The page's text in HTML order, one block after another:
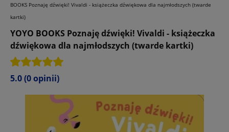
BOOKS Poznaję dźwięki! Vivaldi - książeczka dźwiękowa dla najmłodszych (twarde
kartki)
YOYO BOOKS Poznaję dźwięki! Vivaldi - książeczka
dźwiękowa dla najmłodszych (twarde kartki)
5.0(0 opinii)